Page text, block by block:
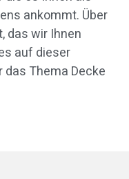
ankommt. Über
das wir Ihnen
auf dieser
Thema Decke